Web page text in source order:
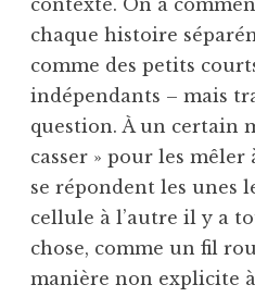
contexte. On a
chaque histoire
comme des petits
indépendants – mais
question. À un certain
casser » pour les mêler
se répondent les unes
cellule à l’autre il y a
chose, comme un fil
manière non explicite à